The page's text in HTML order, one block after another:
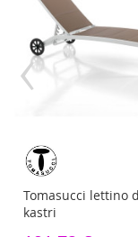
Tomasucci lettino
kastri
‹